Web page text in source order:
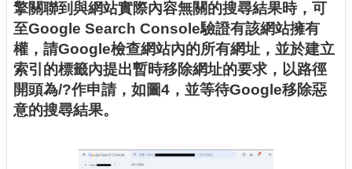
擎關聯到與網站實際內容無關的搜尋結果時，可
至Google Search Console驗證有該網站擁有
權，請Google檢查網站內的所有網址，並於建立
索引的標籤內提出暫時移除網址的要求，以路徑
開頭為/?作申請，如圖4，並等待Google移除惡
意的搜尋結果。